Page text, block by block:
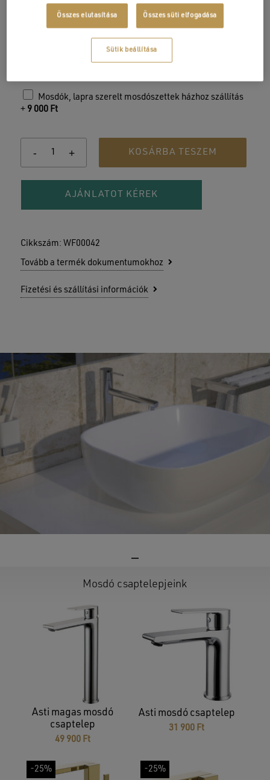
49×39,5×15 cm
vékony perem kialakítás
leeresztő nélkül
Mosdók, lapra szerelt mosdószettek házhoz szállítás
+ 9 000 Ft
KOSÁRBA TESZEM
AJÁNLATOT KÉREK
Cikkszám: WF00042
Tovább a termék dokumentumokhoz
Fizetési és szállítási információk
Mosdó csaptelepjeink
Asti magas mosdó
csaptelep
49 900 Ft
Asti mosdó csaptelep
31 900 Ft
-25% -25%
Összes elutasítása Összes süti elfogadása
Sütik beállítása